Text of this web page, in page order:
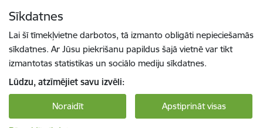
Sīkdatnes
Lai šī tīmekļvietne darbotos, tā izmanto obligāti nepieciešamās
sīkdatnes. Ar Jūsu piekrišanu papildus šajā vietnē var tikt
izmantotas statistikas un sociālo mediju sīkdatnes.
Lūdzu, atzīmējiet savu izvēli:
Noraidīt Apstiprināt visas